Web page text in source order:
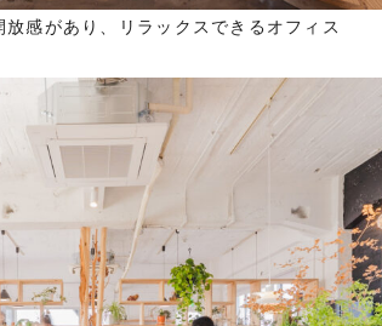
感があり、リラックスできるオフィス